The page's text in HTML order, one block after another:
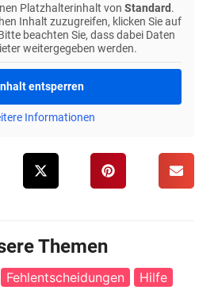
Platzhalterinhalt von Standard .
Inhalt zuzugreifen, klicken Sie auf
beachten Sie, dass dabei Daten
weitergegeben werden.
entsperren
Informationen
Themen
Fehlentscheidungen
Hilfe